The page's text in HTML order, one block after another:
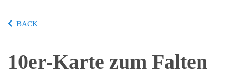
BACK
10er-Karte zum Falten